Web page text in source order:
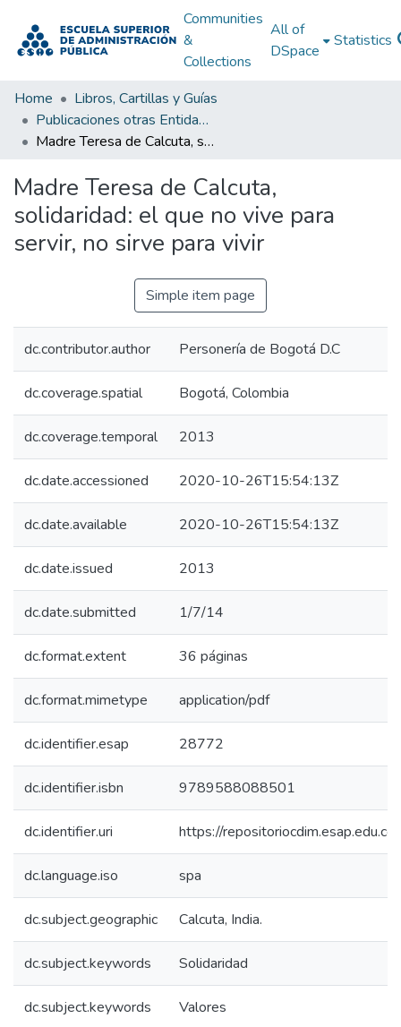
Communities
&
Collections
All of
DSpace
Statistics
Home
Libros, Cartillas y Guías
Publicaciones otras Entidades Estatales
Madre Teresa de Calcuta, solidaridad: el que no vive para servir, no sirve para vivir
Madre Teresa de Calcuta,
solidaridad: el que no vive para
servir, no sirve para vivir
Simple item page
dc.contributor.author Personería de Bogotá D.C
dc.coverage.spatial Bogotá, Colombia
dc.coverage.temporal 2013
dc.date.accessioned 2020-10-26T15:54:13Z
dc.date.available 2020-10-26T15:54:13Z
dc.date.issued 2013
dc.date.submitted 1/7/14
dc.format.extent 36 páginas
dc.format.mimetype application/pdf
dc.identifier.esap 28772
dc.identifier.isbn 9789588088501
dc.identifier.uri https://
dc.language.iso spa
dc.subject.geographic Calcuta, India.
dc.subject.keywords Solidaridad
dc.subject.keywords Valores